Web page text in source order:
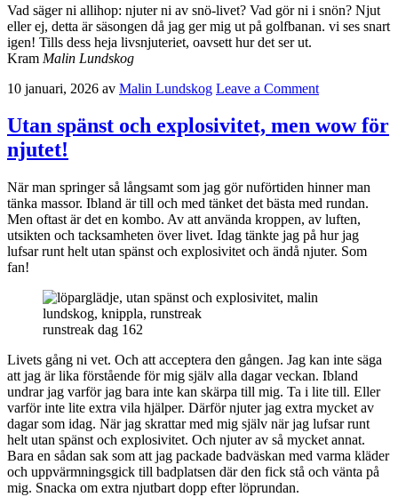
Vad säger ni allihop: njuter ni av snö-livet? Vad gör ni i snön? Njut
eller ej, detta är säsongen då jag ger mig ut på golfbanan. vi ses snart
igen! Tills dess heja livsnjuteriet, oavsett hur det ser ut.
Kram Malin Lundskog
10 januari, 2026 av Malin Lundskog Leave a Comment
Utan spänst och explosivitet, men wow för
njutet!
När man springer så långsamt som jag gör nuförtiden hinner man
tänka massor. Ibland är till och med tänket det bästa med rundan.
Men oftast är det en kombo. Av att använda kroppen, av luften,
utsikten och tacksamheten över livet. Idag tänkte jag på hur jag
lufsar runt helt utan spänst och explosivitet och ändå njuter. Som
fan!
runstreak dag 162
Livets gång ni vet. Och att acceptera den gången. Jag kan inte säga
att jag är lika förstående för mig själv alla dagar veckan. Ibland
undrar jag varför jag bara inte kan skärpa till mig. Ta i lite till. Eller
varför inte lite extra vila hjälper. Därför njuter jag extra mycket av
dagar som idag. När jag skrattar med mig själv när jag lufsar runt
helt utan spänst och explosivitet. Och njuter av så mycket annat.
Bara en sådan sak som att jag packade badväskan med varma kläder
och uppvärmningsgick till badplatsen där den fick stå och vänta på
mig. Snacka om extra njutbart dopp efter löprundan.